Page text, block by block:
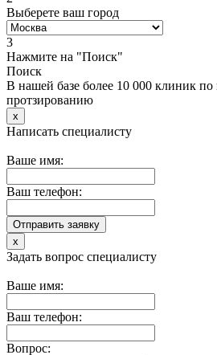
Выберете ваш город
3
Нажмите на "Поиск"
Поиск
В нашей базе более 10 000 клиник
протзированию
x
Написать специалисту
Ваше имя:
Ваш телефон:
x
Задать вопрос специалисту
Ваше имя:
Ваш телефон:
Вопрос: